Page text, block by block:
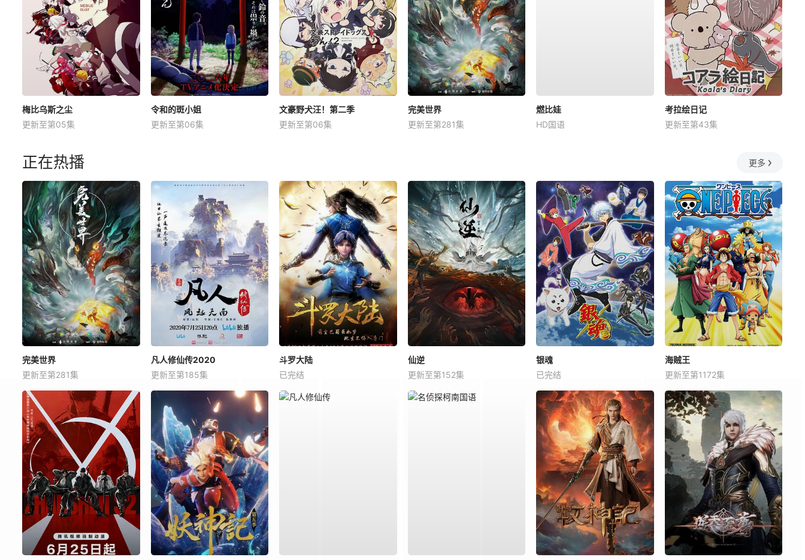
梅比乌斯之尘
更新至第05集
令和的斑小姐
更新至第06集
文豪野犬汪！第二季
更新至第06集
完美世界
更新至第281集
燃比娃
HD国语
考拉绘日记
更新至第43集
正在热播 更多
完美世界
更新至第281集
凡人修仙传2020
更新至第185集
斗罗大陆
已完结
仙逆
更新至第152集
银魂
已完结
海贼王
更新至第1172集